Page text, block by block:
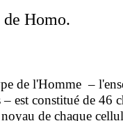
Homo.
de l'Homme –
est constitué de 46
de chaque